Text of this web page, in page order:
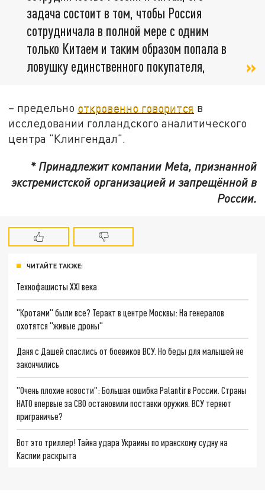
задача состоит в том, чтобы Россия
сотрудничала в полной мере с одним
только Китаем и таким образом попала в
ловушку единственного покупателя,
– предельно откровенно говорится в
исследовании голландского аналитического
центра "Клингендал".
* Принадлежит компании Meta, признанной
экстремистской организацией и запрещённой в
России.
ЧИТАЙТЕ ТАКЖЕ:
Технофашисты XXI века
"Кротами" были все? Теракт в центре Москвы: На генералов
охотятся "живые дроны"
Даня с Дашей спаслись от боевиков ВСУ. Но беды для малышей не
закончились
"Очень плохие новости": Большая ошибка Palantir в России. Страны
НАТО впервые за СВО остановили поставки оружия. ВСУ теряют
приграничье?
Вот это триллер! Тайна удара Украины по иранскому судну на
Каспии раскрыта